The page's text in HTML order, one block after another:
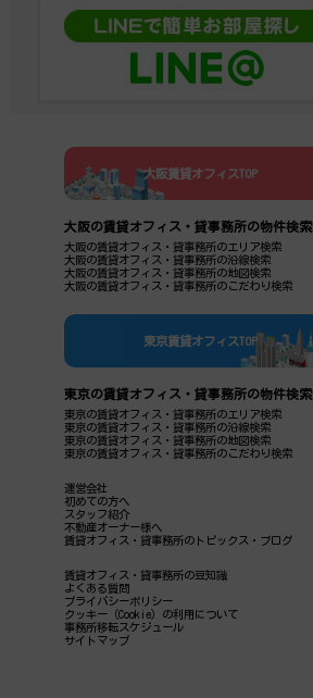
大阪賃貸オフィスTOP
大阪の賃貸オフィス・貸事務所の物件検索
大阪の賃貸オフィス・貸事務所のエリア検索
大阪の賃貸オフィス・貸事務所の沿線検索
大阪の賃貸オフィス・貸事務所の地図検索
大阪の賃貸オフィス・貸事務所のこだわり検索
東京賃貸オフィスTOP
東京の賃貸オフィス・貸事務所の物件検索
東京の賃貸オフィス・貸事務所のエリア検索
東京の賃貸オフィス・貸事務所の沿線検索
東京の賃貸オフィス・貸事務所の地図検索
東京の賃貸オフィス・貸事務所のこだわり検索
運営会社
初めての方へ
スタッフ紹介
不動産オーナー様へ
賃貸オフィス・貸事務所のトピックス・ブログ
賃貸オフィス・貸事務所の豆知識
よくある質問
プライバシーポリシー
クッキー（Cookie）の利用について
事務所移転スケジュール
サイトマップ